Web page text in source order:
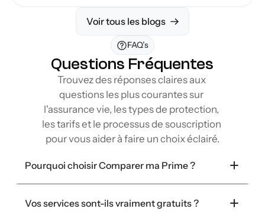
Voir tous les blogs
FAQ’s
Questions Fréquentes
Trouvez des réponses claires aux
questions les plus courantes sur
l'assurance vie, les types de protection,
les tarifs et le processus de souscription
pour vous aider à faire un choix éclairé.
Pourquoi choisir Comparer ma Prime ?
Vos services sont-ils vraiment gratuits ?